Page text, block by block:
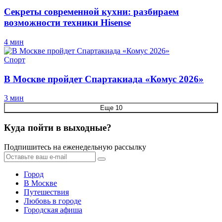
Секреты современной кухни: разбираем
возможности техники Hisense
4 мин
Спорт
В Москве пройдет Спартакиада «Комус 2026»
3 мин
Еще 10
Куда пойти в выходные?
Подпишитесь на еженедельную рассылку
Город
В Москве
Путешествия
Любовь в городе
Городская афиша